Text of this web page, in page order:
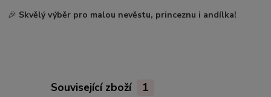
🎉 Skvělý výběr pro malou nevěstu, princeznu i andílka!
Související zboží 1